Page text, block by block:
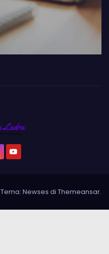
Tema: Newses di Themeansar.